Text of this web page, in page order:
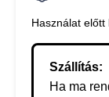
Használat
Szállítás:
Ha ma